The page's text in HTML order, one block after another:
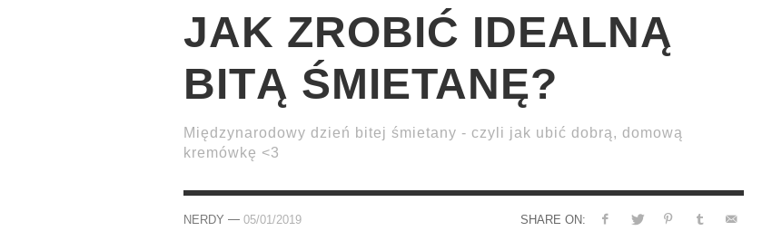
JAK ZROBIĆ IDEALNĄ
BITĄ ŚMIETANĘ?
Międzynarodowy dzień bitej śmietany - czyli jak ubić dobrą, domową
kremówkę <3
SHARE ON:
NERDY — 05/01/2019